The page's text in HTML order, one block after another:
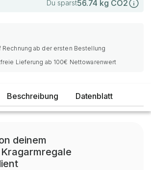
Du sparst56.74 kg CO2
Rechnung ab der ersten Bestellung
Lieferung ab 100€ Nettowarenwert
Beschreibung Datenblatt
deinem